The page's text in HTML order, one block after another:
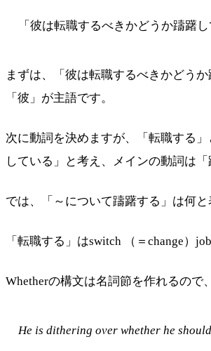
「彼は転職するべきかどうか躊躇
まずは、「彼は転職するべきかどう
「彼」が主語です。
次に動詞を決めますが、「転職する
している」と考え、メインの動詞は
では、「～について躊躇する」は何
「転職する」はswitch （＝change）
Whetherの構文は名詞節を作れるので
He is dithering over whether he